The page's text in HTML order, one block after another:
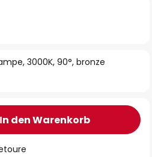
3000K, 90°, bronze
In den Warenkorb